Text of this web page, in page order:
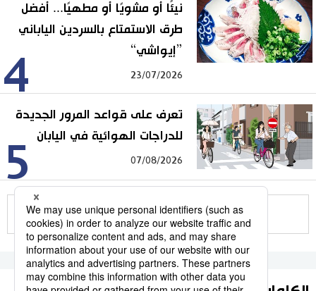
4
نيئًا أو مشويًا أو مطهيًا... أفضل
طرق الاستمتاع بالسردين الياباني
”إيواشي“
23/07/2026
5
تعرف على قواعد المرور الجديدة
للدراجات الهوائية في اليابان
07/08/2026
للمزيد